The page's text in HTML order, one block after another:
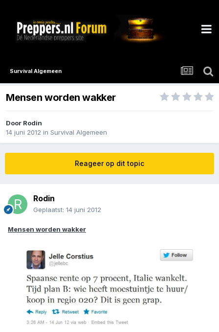
Survival Algemeen
Mensen worden wakker
Door Rodin
14 juni 2012 in Survival Algemeen
Reageer op dit topic
Rodin
Geplaatst: 14 juni 2012
Mensen worden wakker